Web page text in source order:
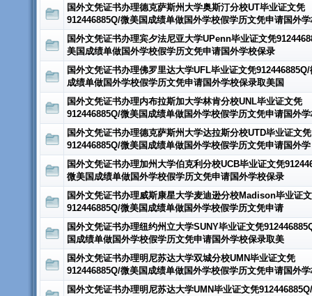
国外文凭证书办理德克萨斯州大学奥斯汀分校UT毕业证文凭
912446885Q/微美国成绩单做国外学校假学历文凭申请国外
国外文凭证书办理宾夕法尼亚大学UPenn毕业证文凭
美国成绩单做国外学校假学历文凭申请国外学校保录
国外文凭证书办理佛罗里达大学UFL毕业证文凭
成绩单做国外学校假学历文凭申请国外学校保录取美国
国外文凭证书办理内布拉斯加大学林肯分校UNL毕业证文凭
912446885Q/微美国成绩单做国外学校假学历文凭申请国外
国外文凭证书办理德克萨斯州大学达拉斯分校UTD毕业证文凭
912446885Q/微美国成绩单做国外学校假学历文凭申请国外学
国外文凭证书办理加州大学伯克利分校UCB毕业证文凭
微美国成绩单做国外学校假学历文凭申请国外学校保录
国外文凭证书办理威斯康星大学麦迪逊分校Madison毕业证
912446885Q/微美国成绩单做国外学校假学历文凭申请
国外文凭证书办理纽约州立大学SUNY毕业证文凭
国成绩单做国外学校假学历文凭申请国外学校保录取美
国外文凭证书办理明尼苏达大学双城分校UMN毕业证文凭
912446885Q/微美国成绩单做国外学校假学历文凭申请国外
国外文凭证书办理明尼苏达大学UMN毕业证文凭